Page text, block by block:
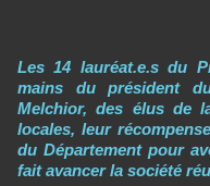
Les 14 lauréat.e.s du
mains du président
Melchior, des élus de
locales, leur
du Département pour
fait avancer la société